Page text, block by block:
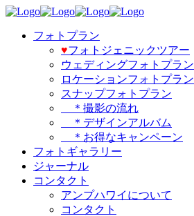
フォトプラン
♥️フォトジェニックツアー
ウェディングフォトプラン
ロケーションフォトプラン
スナップフォトプラン
＊撮影の流れ
＊デザインアルバム
＊お得なキャンペーン
フォトギャラリー
ジャーナル
コンタクト
アンプハワイについて
コンタクト